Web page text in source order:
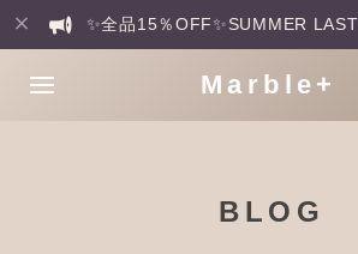
✨全品15％OFF✨SUMMER
Marble+
BLOG